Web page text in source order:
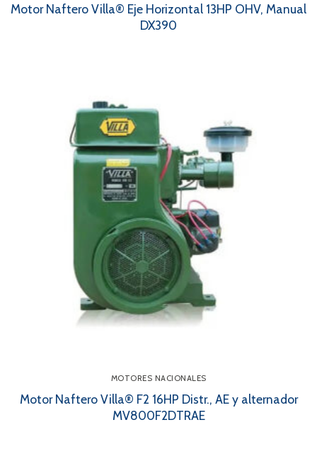
Motor Naftero Villa® Eje Horizontal 13HP OHV, Manual
DX390
MOTORES NACIONALES
Motor Naftero Villa® F2 16HP Distr., AE y alternador
MV800F2DTRAE